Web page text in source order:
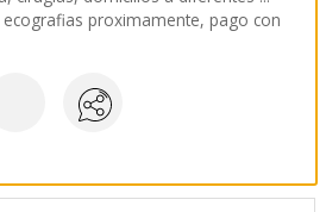
ecografias proximamente, pago con